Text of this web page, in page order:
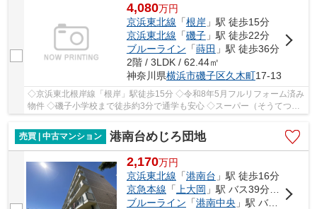
4,080万円
京浜東北線 「根岸」駅 徒歩15分
京浜東北線 「磯子」駅 徒歩22分
ブルーライン 「蒔田 」駅 徒歩36分
2階 / 3LDK / 62.44㎡
神奈川県横浜市磯子区久木町17-13
◇京浜東北根岸線「根岸」駅徒歩15分 ◇令和8年5月フルリフォーム済み
物件 ◇磯子小学校まで徒歩約3分で通学も安心 ◇スーパー（そうてつロ
売買 | 中古マンション
港南台めじろ団地
2,170万円
京浜東北線 「港南台 」駅 徒歩16分
京急本線 「 上大岡 」駅 バス39分 「榎戸（横浜市）」 停歩7分
ブルーライン 「港南中央 」駅 バス30分 「榎戸（横浜市）」 停歩7分